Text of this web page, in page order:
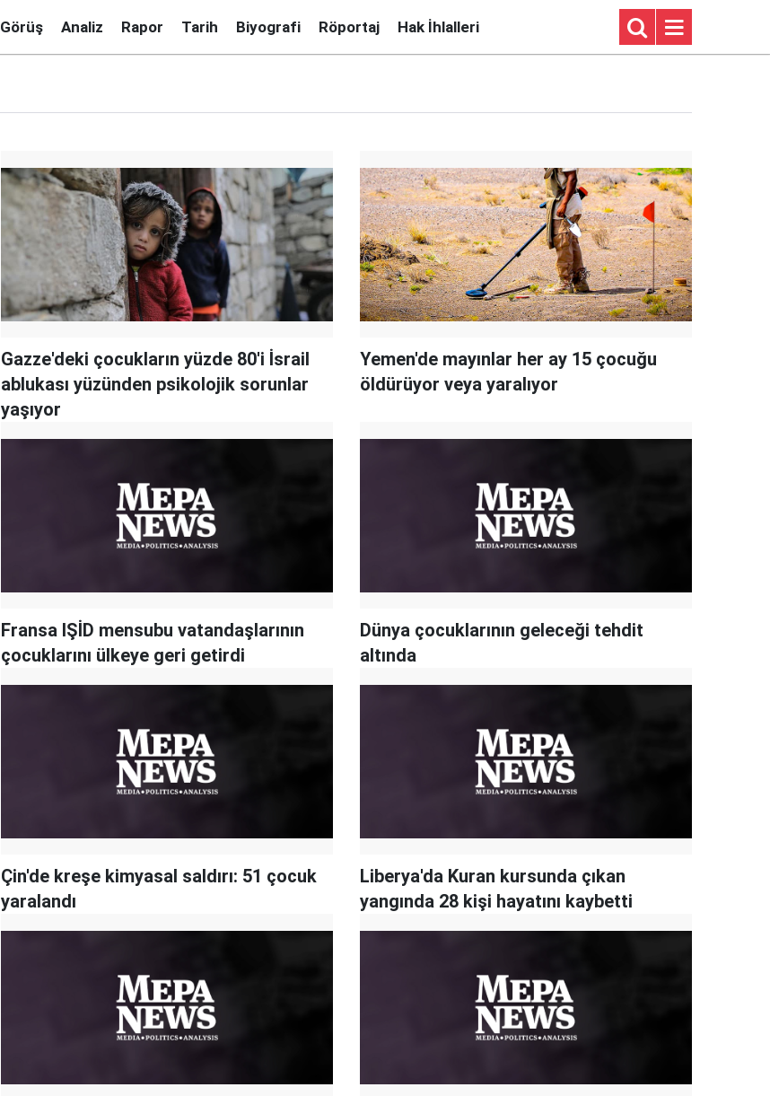
Görüş Analiz Rapor Tarih Biyografi Röportaj Hak İhlalleri
Gazze'deki çocukların yüzde 80'i İsrail
ablukası yüzünden psikolojik sorunlar
yaşıyor
Yemen'de mayınlar her ay 15 çocuğu
öldürüyor veya yaralıyor
Fransa IŞİD mensubu vatandaşlarının
çocuklarını ülkeye geri getirdi
Dünya çocuklarının geleceği tehdit
altında
Çin'de kreşe kimyasal saldırı: 51 çocuk
yaralandı
Liberya'da Kuran kursunda çıkan
yangında 28 kişi hayatını kaybetti